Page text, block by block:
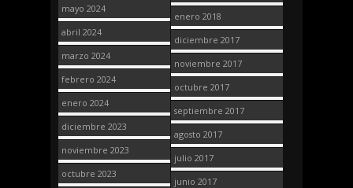
mayo 2024
abril 2024
marzo 2024
febrero 2024
enero 2024
diciembre 2023
noviembre 2023
octubre 2023
enero 2018
diciembre 2017
noviembre 2017
octubre 2017
septiembre 2017
agosto 2017
julio 2017
junio 2017